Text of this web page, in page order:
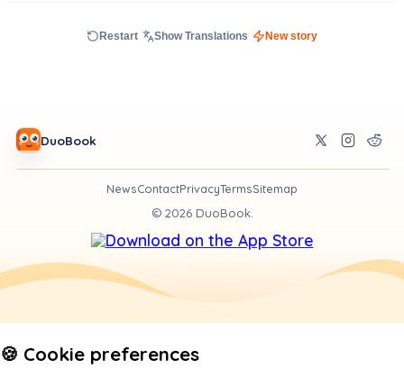
Restart Show Translations New story
DuoBook
NewsContactPrivacyTermsSitemap
© 2026DuoBook.
🍪 Cookie preferences